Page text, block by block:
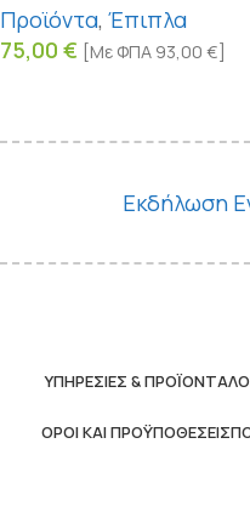
Προϊόντα, Έπιπλα
75,00 € [Με ΦΠΑ 93,00 €
Εκδήλωση
ΥΠΗΡΕΣΊΕΣ & ΠΡΟΪΌΝΤΑ
ΌΡΟΙ ΚΑΙ ΠΡΟΫΠΟΘΈΣΕΙΣ